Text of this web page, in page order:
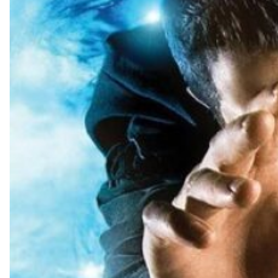
Årti
2020’erne
2010’erne
2000’erne
1990’erne
1980’erne
1970’erne
1960’erne
1950’erne
1940’erne
Stikord
Film set med junior
Film set i biografen